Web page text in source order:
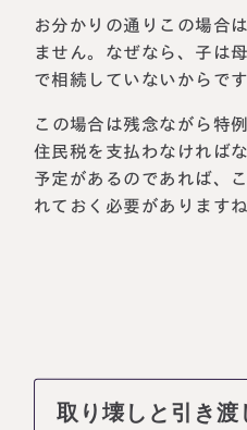
お分かりの通りこの場合
ません。なぜなら、 子は
で相続していないから です
この場合は残念ながら特
住民税を支払わなければ
予定があるのであれば、
れておく必要がありますね
取り壊しと引き